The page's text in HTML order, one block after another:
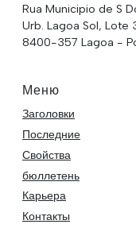
Rua Municipio de S
Urb. Lagoa Sol, Lote
8400-357 Lagoa -
Меню
Заголовки
Последние
Свойства
бюллетень
Карьера
Контакты